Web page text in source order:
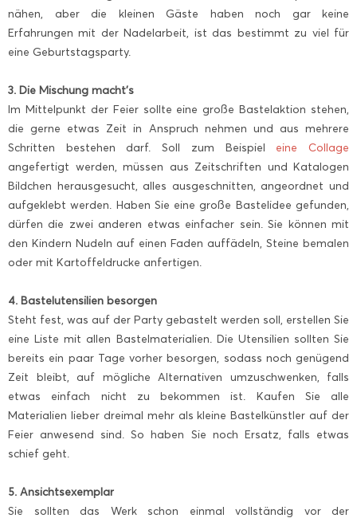
nähen, aber die kleinen Gäste haben noch gar keine
Erfahrungen mit der Nadelarbeit, ist das bestimmt zu viel für
eine Geburtstagsparty.
3. Die Mischung macht’s
Im Mittelpunkt der Feier sollte eine große Bastelaktion stehen,
die gerne etwas Zeit in Anspruch nehmen und aus mehrere
Schritten bestehen darf. Soll zum Beispiel eine Collage
angefertigt werden, müssen aus Zeitschriften und Katalogen
Bildchen herausgesucht, alles ausgeschnitten, angeordnet und
aufgeklebt werden. Haben Sie eine große Bastelidee gefunden,
dürfen die zwei anderen etwas einfacher sein. Sie können mit
den Kindern Nudeln auf einen Faden auffädeln, Steine bemalen
oder mit Kartoffeldrucke anfertigen.
4. Bastelutensilien besorgen
Steht fest, was auf der Party gebastelt werden soll, erstellen Sie
eine Liste mit allen Bastelmaterialien. Die Utensilien sollten Sie
bereits ein paar Tage vorher besorgen, sodass noch genügend
Zeit bleibt, auf mögliche Alternativen umzuschwenken, falls
etwas einfach nicht zu bekommen ist. Kaufen Sie alle
Materialien lieber dreimal mehr als kleine Bastelkünstler auf der
Feier anwesend sind. So haben Sie noch Ersatz, falls etwas
schief geht.
5. Ansichtsexemplar
Sie sollten das Werk schon einmal vollständig vor der